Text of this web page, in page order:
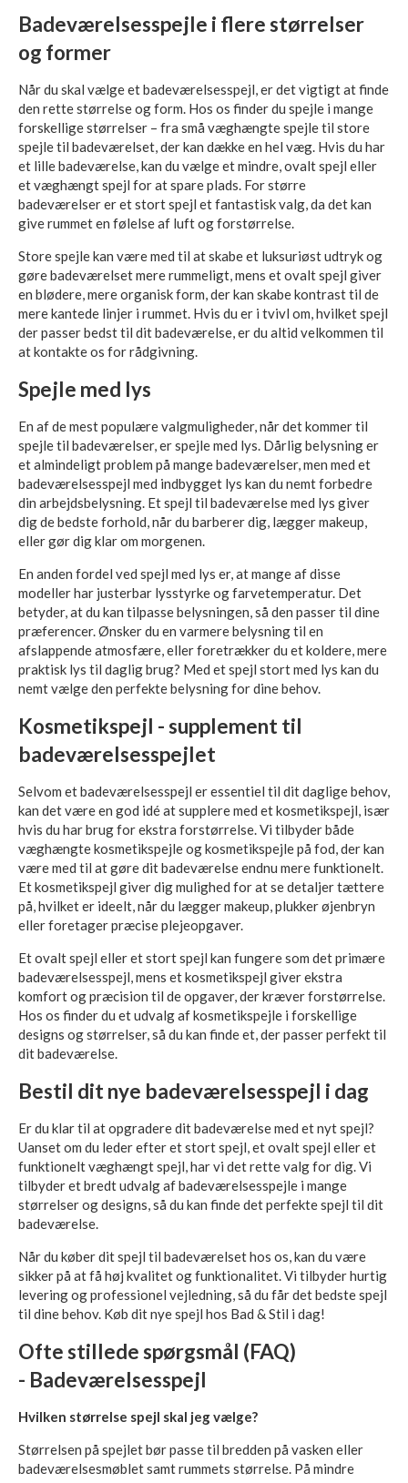
Badeværelsesspejle i flere størrelser
og former
Når du skal vælge et badeværelsesspejl, er det vigtigt at finde
den rette størrelse og form. Hos os finder du spejle i mange
forskellige størrelser – fra små væghængte spejle til store
spejle til badeværelset, der kan dække en hel væg. Hvis du har
et lille badeværelse, kan du vælge et mindre, ovalt spejl eller
et væghængt spejl for at spare plads. For større
badeværelser er et stort spejl et fantastisk valg, da det kan
give rummet en følelse af luft og forstørrelse.
Store spejle kan være med til at skabe et luksuriøst udtryk og
gøre badeværelset mere rummeligt, mens et ovalt spejl giver
en blødere, mere organisk form, der kan skabe kontrast til de
mere kantede linjer i rummet. Hvis du er i tvivl om, hvilket spejl
der passer bedst til dit badeværelse, er du altid velkommen til
at kontakte os for rådgivning.
Spejle med lys
En af de mest populære valgmuligheder, når det kommer til
spejle til badeværelser, er spejle med lys. Dårlig belysning er
et almindeligt problem på mange badeværelser, men med et
badeværelsesspejl med indbygget lys kan du nemt forbedre
din arbejdsbelysning. Et spejl til badeværelse med lys giver
dig de bedste forhold, når du barberer dig, lægger makeup,
eller gør dig klar om morgenen.
En anden fordel ved spejl med lys er, at mange af disse
modeller har justerbar lysstyrke og farvetemperatur. Det
betyder, at du kan tilpasse belysningen, så den passer til dine
præferencer. Ønsker du en varmere belysning til en
afslappende atmosfære, eller foretrækker du et koldere, mere
praktisk lys til daglig brug? Med et spejl stort med lys kan du
nemt vælge den perfekte belysning for dine behov.
Kosmetikspejl - supplement til
badeværelsesspejlet
Selvom et badeværelsesspejl er essentiel til dit daglige behov,
kan det være en god idé at supplere med et kosmetikspejl, især
hvis du har brug for ekstra forstørrelse. Vi tilbyder både
væghængte kosmetikspejle og kosmetikspejle på fod, der kan
være med til at gøre dit badeværelse endnu mere funktionelt.
Et kosmetikspejl giver dig mulighed for at se detaljer tættere
på, hvilket er ideelt, når du lægger makeup, plukker øjenbryn
eller foretager præcise plejeopgaver.
Et ovalt spejl eller et stort spejl kan fungere som det primære
badeværelsesspejl, mens et kosmetikspejl giver ekstra
komfort og præcision til de opgaver, der kræver forstørrelse.
Hos os finder du et udvalg af kosmetikspejle i forskellige
designs og størrelser, så du kan finde et, der passer perfekt til
dit badeværelse.
Bestil dit nye badeværelsesspejl i dag
Er du klar til at opgradere dit badeværelse med et nyt spejl?
Uanset om du leder efter et stort spejl, et ovalt spejl eller et
funktionelt væghængt spejl, har vi det rette valg for dig. Vi
tilbyder et bredt udvalg af badeværelsesspejle i mange
størrelser og designs, så du kan finde det perfekte spejl til dit
badeværelse.
Når du køber dit spejl til badeværelset hos os, kan du være
sikker på at få høj kvalitet og funktionalitet. Vi tilbyder hurtig
levering og professionel vejledning, så du får det bedste spejl
til dine behov. Køb dit nye spejl hos Bad & Stil i dag!
Ofte stillede spørgsmål (FAQ)
- Badeværelsesspejl
Hvilken størrelse spejl skal jeg vælge?
Størrelsen på spejlet bør passe til bredden på vasken eller
badeværelsesmøblet samt rummets størrelse. På mindre